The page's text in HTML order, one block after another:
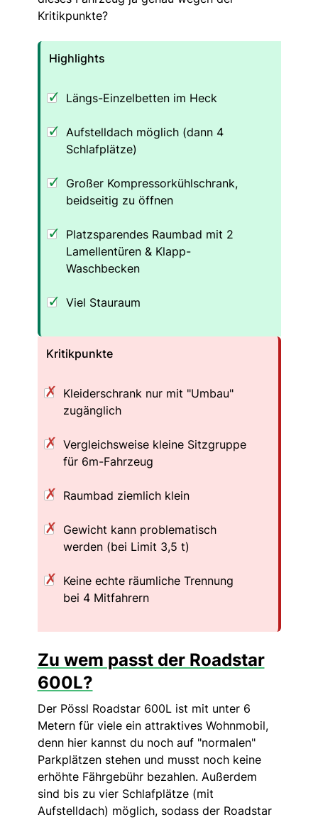
Kritikpunkte?
Highlights
Längs-Einzelbetten im Heck
Aufstelldach möglich (dann 4
Schlafplätze)
Großer Kompressorkühlschrank,
beidseitig zu öffnen
Platzsparendes Raumbad mit 2
Lamellentüren & Klapp-
Waschbecken
Viel Stauraum
Kritikpunkte
Kleiderschrank nur mit "Umbau"
zugänglich
Vergleichsweise kleine Sitzgruppe
für 6m-Fahrzeug
Raumbad ziemlich klein
Gewicht kann problematisch
werden (bei Limit 3,5 t)
Keine echte räumliche Trennung
bei 4 Mitfahrern
Zu wem passt der Roadstar
600L?
Der Pössl Roadstar 600L ist mit unter 6
Metern für viele ein attraktives Wohnmobil,
denn hier kannst du noch auf "normalen"
Parkplätzen stehen und musst noch keine
erhöhte Fährgebühr bezahlen. Außerdem
sind bis zu vier Schlafplätze (mit
Aufstelldach) möglich, sodass der Roadstar